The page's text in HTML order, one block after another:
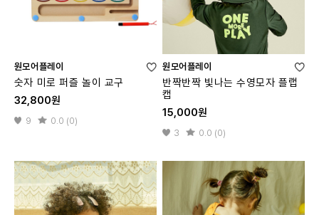
원모어플레이
숫자 미로 퍼즐 놀이 교구
32,800원
9 0.0 (0)
원모어플레이
반짝반짝 빛나는 수영모자 플랩
캡
15,000원
3 0.0 (0)